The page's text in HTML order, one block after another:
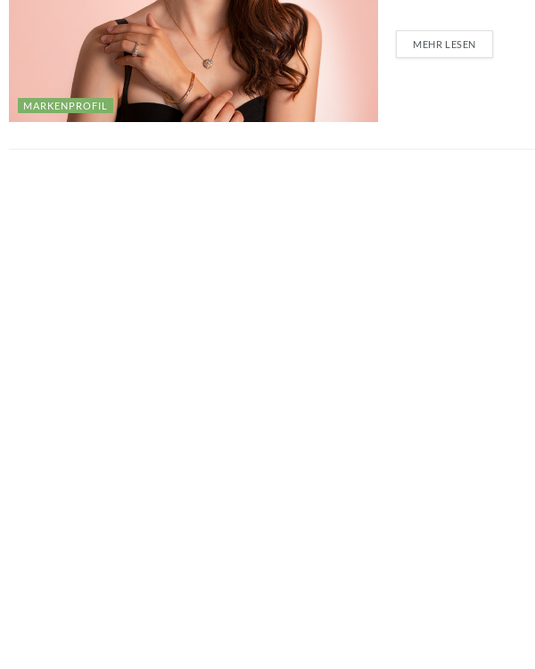
MARKENPROFIL
MEHR LESEN